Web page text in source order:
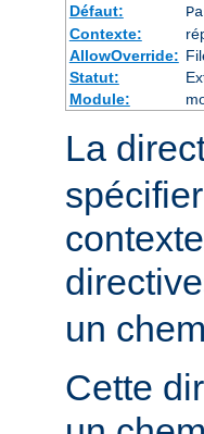
Défaut:
Contexte:
AllowOverride:
Statut:
Module:
La
un
Cette